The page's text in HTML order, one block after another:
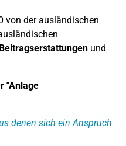
von der ausländischen
Beitragserstattungen und
"Anlage
denen sich ein Anspruch